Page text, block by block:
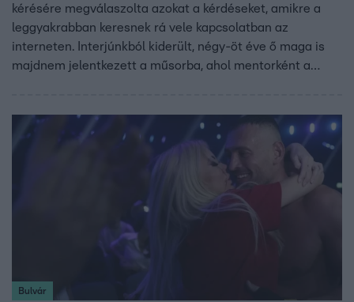
kérésére megválaszolta azokat a kérdéseket, amikre a
leggyakrabban keresnek rá vele kapcsolatban az
interneten. Interjúnkból kiderült, négy-öt éve ő maga is
majdnem jelentkezett a műsorba, ahol mentorként a
Valkusz Milán mentortársairól, Gáspár Laciról és Majkáról
is kifejtette véleményét, és kiderült az is, hogy annak
idején egy videójátékban nézte ki jelenlegi autóját.
Elmondta, mi volt az utolsó kép, amit a telefonjával
készített, és azt is, hogy mit gondol a Redditen keringő
Bulvár